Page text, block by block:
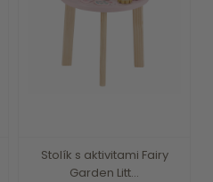
Stolík s aktivitami Fairy
Garden Litt...